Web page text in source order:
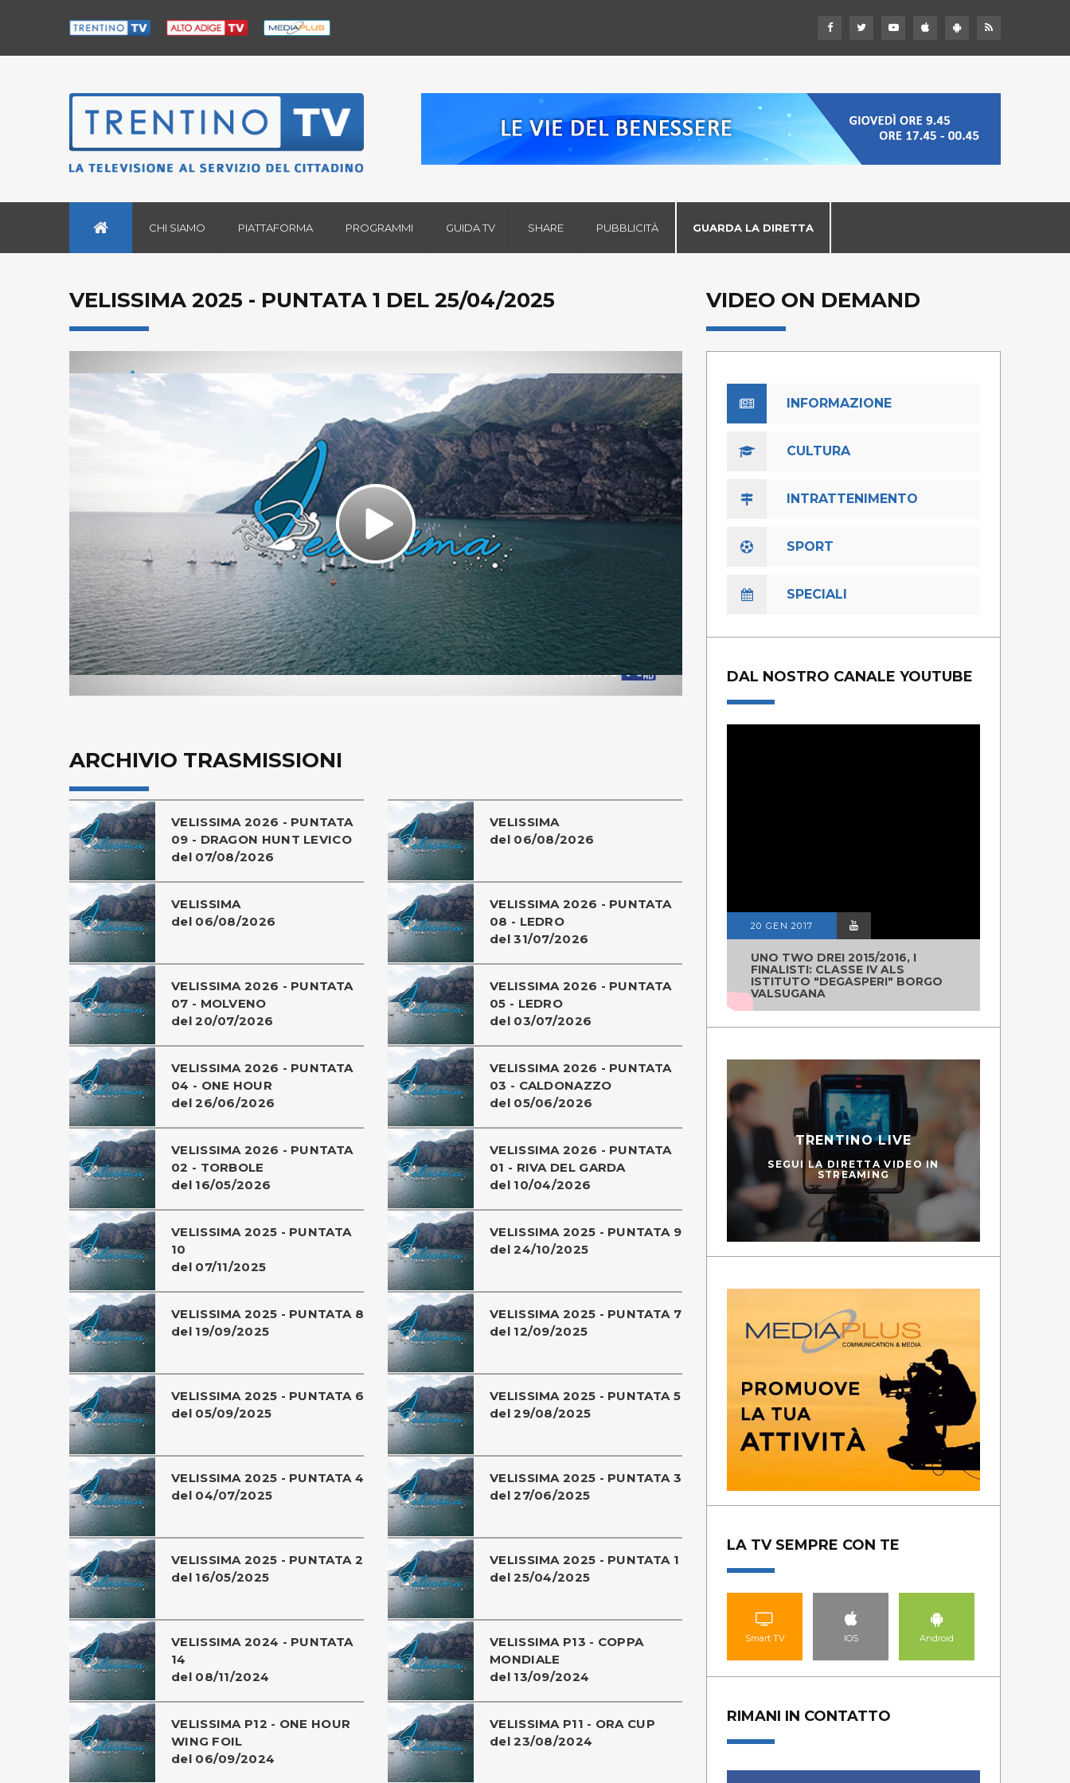
CHI SIAMO PIATTAFORMA PROGRAMMI GUIDA TV SHARE PUBBLICITÀ GUARDA LA DIRETTA
VELISSIMA 2025 - PUNTATA 1 DEL 25/04/2025
Play
Video
ARCHIVIO TRASMISSIONI
VELISSIMA 2026 - PUNTATA
09 - DRAGON HUNT LEVICO
del 07/08/2026
VELISSIMA
del 06/08/2026
VELISSIMA
del 06/08/2026
VELISSIMA 2026 - PUNTATA
08 - LEDRO
del 31/07/2026
VELISSIMA 2026 - PUNTATA
07 - MOLVENO
del 20/07/2026
VELISSIMA 2026 - PUNTATA
05 - LEDRO
del 03/07/2026
VELISSIMA 2026 - PUNTATA
04 - ONE HOUR
del 26/06/2026
VELISSIMA 2026 - PUNTATA
03 - CALDONAZZO
del 05/06/2026
VELISSIMA 2026 - PUNTATA
02 - TORBOLE
del 16/05/2026
VELISSIMA 2026 - PUNTATA
01 - RIVA DEL GARDA
del 10/04/2026
VELISSIMA 2025 - PUNTATA
10
del 07/11/2025
VELISSIMA 2025 - PUNTATA 9
del 24/10/2025
VELISSIMA 2025 - PUNTATA 8
del 19/09/2025
VELISSIMA 2025 - PUNTATA 7
del 12/09/2025
VELISSIMA 2025 - PUNTATA 6
del 05/09/2025
VELISSIMA 2025 - PUNTATA 5
del 29/08/2025
VELISSIMA 2025 - PUNTATA 4
del 04/07/2025
VELISSIMA 2025 - PUNTATA 3
del 27/06/2025
VELISSIMA 2025 - PUNTATA 2
del 16/05/2025
VELISSIMA 2025 - PUNTATA 1
del 25/04/2025
VELISSIMA 2024 - PUNTATA
14
del 08/11/2024
VELISSIMA P13 - COPPA
MONDIALE
del 13/09/2024
VELISSIMA P12 - ONE HOUR
WING FOIL
del 06/09/2024
VELISSIMA P11 - ORA CUP
del 23/08/2024
VIDEO ON DEMAND
INFORMAZIONE
CULTURA
INTRATTENIMENTO
SPORT
SPECIALI
DAL NOSTRO CANALE YOUTUBE
20 GEN 2017
UNO TWO DREI 2015/2016, I
FINALISTI: CLASSE IV ALS
ISTITUTO "DEGASPERI" BORGO
VALSUGANA
TRENTINO LIVE
SEGUI LA DIRETTA VIDEO IN
STREAMING
LA TV SEMPRE CON TE
Smart TV IOS Android
RIMANI IN CONTATTO